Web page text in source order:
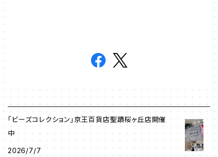
「ビーズコレクション」京王百貨店聖蹟桜ヶ丘店開催
中
2026/7/7